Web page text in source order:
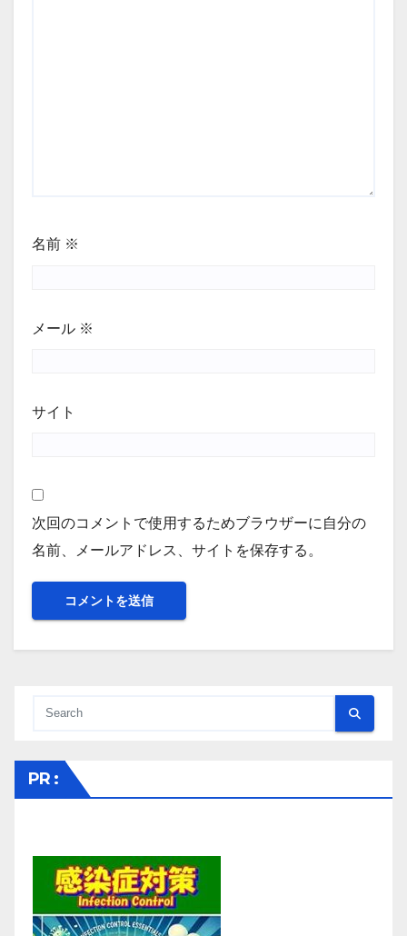
名前 ※
メール ※
サイト
次回のコメントで使用するためブラウザーに自分の
名前、メールアドレス、サイトを保存する。
PR :